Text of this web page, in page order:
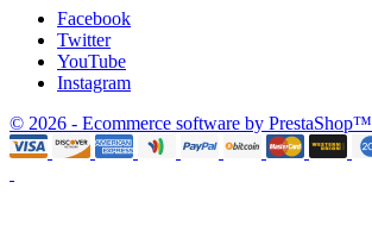
Facebook
Twitter
YouTube
Instagram
© 2026 - Ecommerce software by PrestaShop™